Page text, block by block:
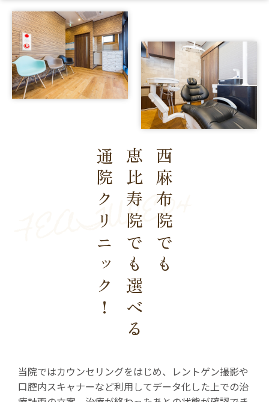
西麻布院でも
恵比寿院でも選べる
通院クリニック！
当院ではカウンセリングをはじめ、レントゲン撮影や
口腔内スキャナーなど利用してデータ化した上での治